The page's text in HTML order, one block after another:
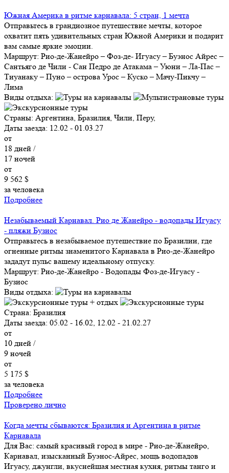
Южная Америка в ритме карнавала: 5 стран, 1 мечта
Отправьтесь в грандиозное путешествие мечты, которое
охватит пять удивительных стран Южной Америки и подарит
вам самые яркие эмоции.
Маршрут: Рио-де-Жанейро – Фоз-де- Игуасу – Буэнос Айрес –
Сантьяго де Чили - Сан Педро де Атакамa – Уюни – Ла-Пас –
Тиуанаку – Пуно – острова Урос – Куско – Мачу-Пикчу –
Лима
Виды отдыха:
Страны: Аргентина, Бразилия, Чили, Перу,
Даты заезда: 12.02 - 01.03.27
от
18 дней /
17 ночей
от
9 562 $
за человека
Подробнее
Незабываемый Карнавал. Рио де Жанейро - водопады Игуасу
- пляжи Бузиос
Отправьтесь в незабываемое путешествие по Бразилии, где
огненные ритмы знаменитого Карнавала в Рио-де-Жанейро
зададут пульс вашему идеальному отпуску.
Маршрут: Рио-де-Жанейро - Водопады Фоз-де-Игуасу -
Бузиос
Виды отдыха:
Страна: Бразилия
Даты заезда: 05.02 - 16.02, 12.02 - 21.02.27
от
10 дней /
9 ночей
от
5 175 $
за человека
Подробнее
Проверено лично
Когда мечты сбываются: Бразилия и Аргентина в ритме
Карнавала
Для Вас: самый красивый город в мире - Рио-де-Жанейро,
Карнавал, изысканный Буэнос-Айрес, мощь водопадов
Игуасу, джунгли, вкуснейшая местная кухня, ритмы танго и